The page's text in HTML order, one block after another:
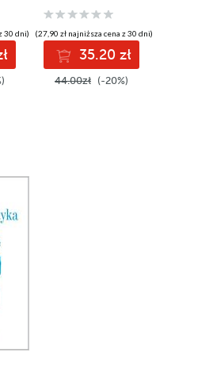
30 dni) (27,90 zł najniższa cena z 30 dni)
35.20 zł
44.00zł (-20%)